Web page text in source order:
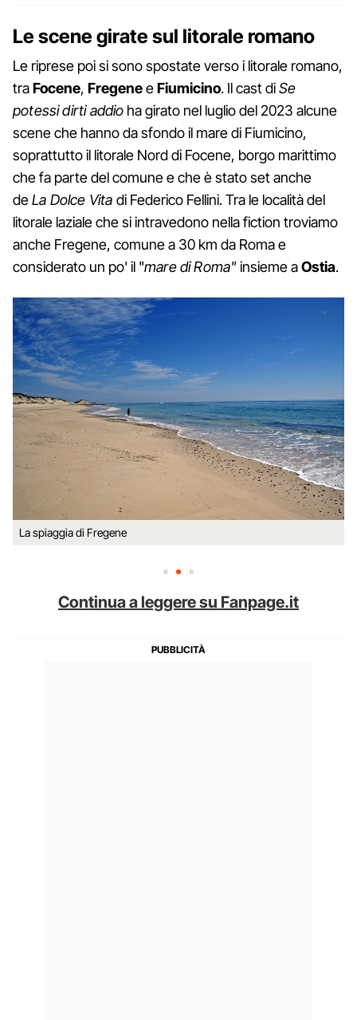
Le scene girate sul litorale romano
Le riprese poi si sono spostate verso i litorale romano,
traFocene, FregeneeFiumicino. Il cast diSe
potessi dirti addio ha girato nel luglio del 2023 alcune
scene che hanno da sfondo il mare di Fiumicino,
soprattutto il litorale Nord di Focene, borgo marittimo
che fa parte del comune e che è stato set anche
deLa Dolce Vita di Federico Fellini. Tra le località del
litorale laziale che si intravedono nella fiction troviamo
anche Fregene, comune a 30 km da Roma e
considerato un po' il "mare di Roma"insieme aOstia.
La spiaggia di Fregene
Continua a leggere su Fanpage.it